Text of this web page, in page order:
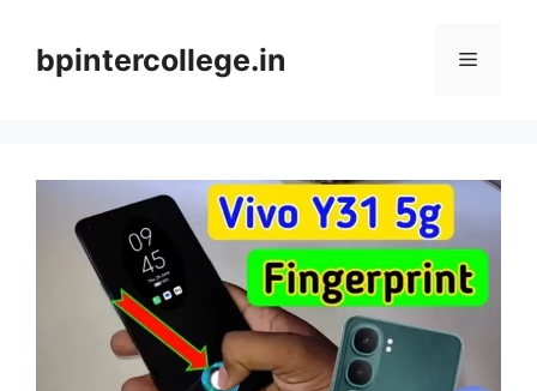
contentbpintercollege.in Menu